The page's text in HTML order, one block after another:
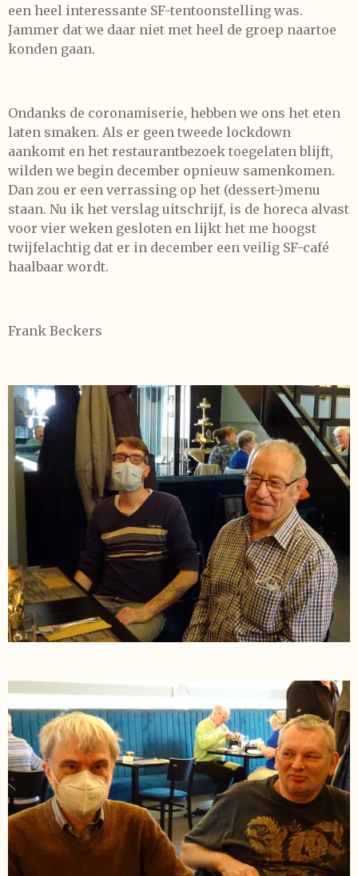
een heel interessante SF-tentoonstelling was.
Jammer dat we daar niet met heel de groep naartoe
konden gaan.
Ondanks de coronamiserie, hebben we ons het eten
laten smaken. Als er geen tweede lockdown
aankomt en het restaurantbezoek toegelaten blijft,
wilden we begin december opnieuw samenkomen.
Dan zou er een verrassing op het (dessert-)menu
staan. Nu ik het verslag uitschrijf, is de horeca alvast
voor vier weken gesloten en lijkt het me hoogst
twijfelachtig dat er in december een veilig SF-café
haalbaar wordt.
Frank Beckers